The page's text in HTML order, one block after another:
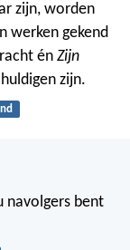
zijn, worden
werken gekend
én Zijn
zijn.
navolgers bent